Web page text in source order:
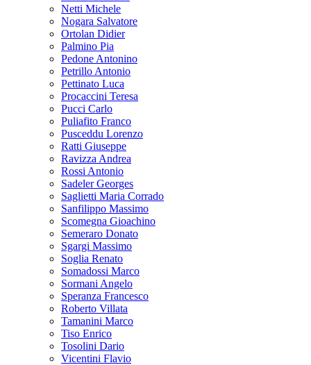
Netti Michele
Nogara Salvatore
Ortolan Didier
Palmino Pia
Pedone Antonino
Petrillo Antonio
Pettinato Luca
Procaccini Teresa
Pucci Carlo
Puliafito Franco
Pusceddu Lorenzo
Ratti Giuseppe
Ravizza Andrea
Rossi Antonio
Sadeler Georges
Saglietti Maria Corrado
Sanfilippo Massimo
Scomegna Gioachino
Semeraro Donato
Sgargi Massimo
Soglia Renato
Somadossi Marco
Sormani Angelo
Speranza Francesco
Roberto Villata
Tamanini Marco
Tiso Enrico
Tosolini Dario
Vicentini Flavio